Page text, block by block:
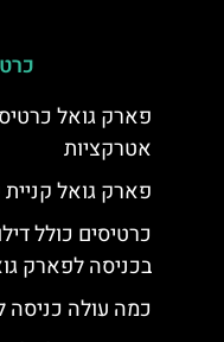
פארק גואל
אטרקציות
פארק גואל
כרטיסים כולל
בכניסה לפארק
כמה עולה כניסה